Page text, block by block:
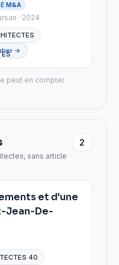
M&A
· 2024
→
peut en compter
sans article
2
et d'une
Jean-De-
40